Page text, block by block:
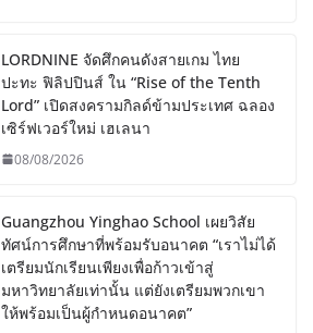
LORDNINE จัดศึกคนดังสายเกม ไทย
ปะทะ ฟิลิปปินส์ ใน “Rise of the Tenth
Lord” เปิดสงครามกิลด์ข้ามประเทศ ฉลอง
เซิร์ฟเวอร์ใหม่ เฮเลนา
08/08/2026
Guangzhou Yinghao School เผยวิสัย
ทัศน์การศึกษาที่พร้อมรับอนาคต “เราไม่ได้
เตรียมนักเรียนเพียงเพื่อก้าวเข้าสู่
มหาวิทยาลัยเท่านั้น แต่ยังเตรียมพวกเขา
ให้พร้อมเป็นผู้กำหนดอนาคต”